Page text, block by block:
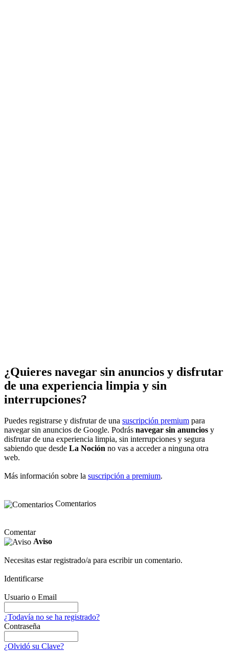
¿Quieres navegar sin anuncios y disfrutar
de una experiencia limpia y sin
interrupciones?
Puedes registrarse y disfrutar de una suscripción premium para
navegar sin anuncios de Google. Podrás navegar sin anuncios y
disfrutar de una experiencia limpia, sin interrupciones y segura
sabiendo que desde La Noción no vas a acceder a ninguna otra
web.
Más información sobre la suscripción a premium.
Comentarios
Comentar
Aviso
Necesitas estar registrado/a para escribir un comentario.
Identificarse
Usuario o Email
¿Todavía no se ha registrado?
Contraseña
¿Olvidó su Clave?